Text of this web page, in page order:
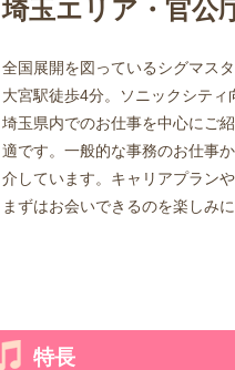
埼玉エリア・官公
全国展開を図っているシグマス
大宮駅徒歩4分。ソニックシティ
埼玉県内でのお仕事を中心にご
適です。一般的な事務のお仕事
介しています。キャリアプラン
まずはお会いできるのを楽しみに
特長